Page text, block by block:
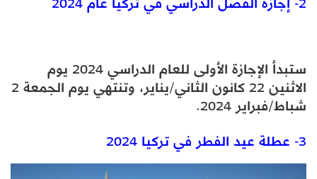
ستبدأ الإجازة الأولى للعام الدراسي 2024 يوم
الاثنين 22 كانون الثاني/يناير، وتنتهي يوم الجمعة 2
شباط/فبراير 2024.
3- عطلة عيد الفطر في تركيا 2024